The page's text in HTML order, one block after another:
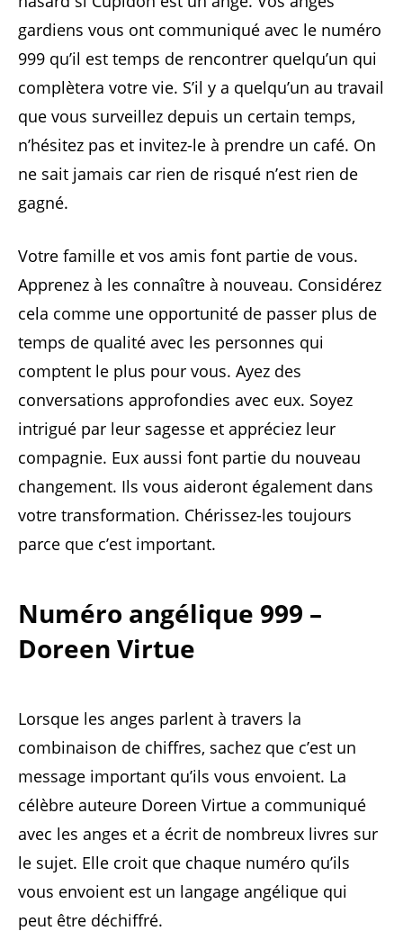
gardiens vous ont communiqué avec le numéro
999 qu’il est temps de rencontrer quelqu’un qui
complètera votre vie. S’il y a quelqu’un au travail
que vous surveillez depuis un certain temps,
n’hésitez pas et invitez-le à prendre un café. On
ne sait jamais car rien de risqué n’est rien de
gagné.
Votre famille et vos amis font partie de vous.
Apprenez à les connaître à nouveau. Considérez
cela comme une opportunité de passer plus de
temps de qualité avec les personnes qui
comptent le plus pour vous. Ayez des
conversations approfondies avec eux. Soyez
intrigué par leur sagesse et appréciez leur
compagnie. Eux aussi font partie du nouveau
changement. Ils vous aideront également dans
votre transformation. Chérissez-les toujours
parce que c’est important.
Numéro angélique 999 –
Doreen Virtue
Lorsque les anges parlent à travers la
combinaison de chiffres, sachez que c’est un
message important qu’ils vous envoient. La
célèbre auteure Doreen Virtue a communiqué
avec les anges et a écrit de nombreux livres sur
le sujet. Elle croit que chaque numéro qu’ils
vous envoient est un langage angélique qui
peut être déchiffré.